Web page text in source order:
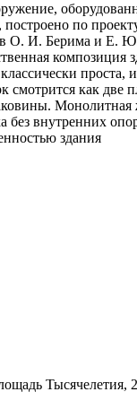
по
О. И. Берима и Е.
композиция
проста,
смотрится как две
Монолитная
без внутренних
здания
Тысячелетия, 2